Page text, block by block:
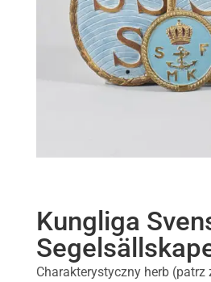
Kungliga
Charakterystyczny herb (patrz